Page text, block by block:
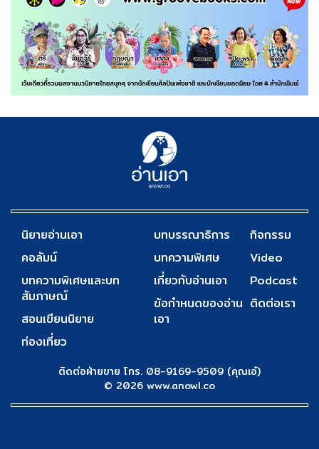
นิยายอ่านเอา
คอลัมน์
บทความพิเศษและบท
สัมภาษณ์
สอนเขียนนิยาย
ท่องเที่ยว
บทบรรณาธิการ
บทความพิเศษ
เกี่ยวกับอ่านเอา
ข้อกำหนดของอ่าน
เอา
กิจกรรม
Video
Podcast
ติดต่อเรา
ติดต่อฝ่ายขาย โทร. 08-9169-9509 (คุณเอ๋)
© 2026 www.anowl.co